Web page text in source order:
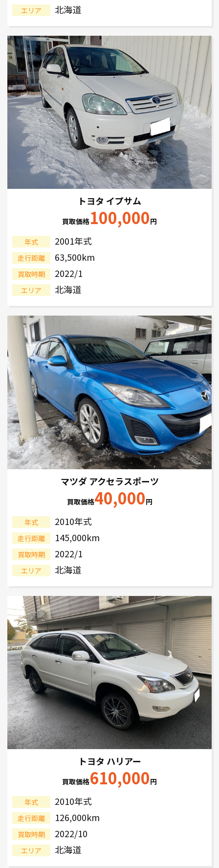
エリア 北海道
トヨタ イプサム
買取価格100,000円
年式 2001年式
走行距離 63,500km
買取時期 2022/1
エリア 北海道
マツダ アクセラスポーツ
買取価格40,000円
年式 2010年式
走行距離 145,000km
買取時期 2022/1
エリア 北海道
トヨタ ハリアー
買取価格610,000円
年式 2010年式
走行距離 126,000km
買取時期 2022/10
エリア 北海道